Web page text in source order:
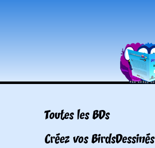
Toutes les BDs
Créez vos BirdsDessinés